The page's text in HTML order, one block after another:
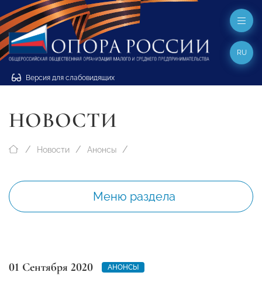
Версия для слабовидящих
RU
НОВОСТИ
Новости Анонсы
Меню раздела
01 Сентября 2020 АНОНСЫ